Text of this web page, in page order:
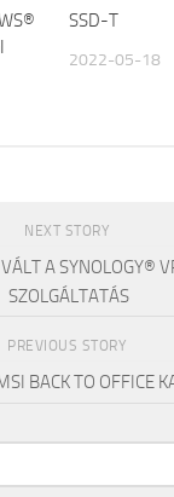
SSD-T
2022-05-18
NEXT STORY
A SYNOLOGY®
SZOLGÁLTATÁS
PREVIOUS STORY
BACK TO OFFICE